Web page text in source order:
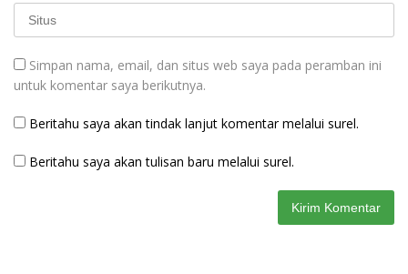
Simpan nama, email, dan situs web saya pada peramban ini
untuk komentar saya berikutnya.
Beritahu saya akan tindak lanjut komentar melalui surel.
Beritahu saya akan tulisan baru melalui surel.